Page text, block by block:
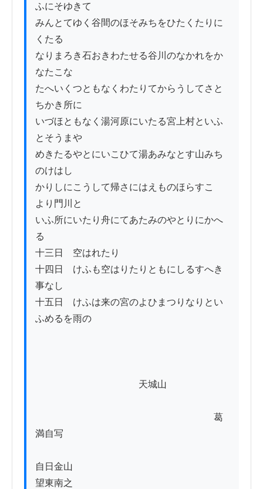
ふにそゆきて
みんとてゆく谷間のほそみちをひたくたりに
くたる
なりまろき石おきわたせる谷川のなかれをか
なたこな
たへいくつともなくわたりてからうしてさと
ちかき所に
いづほともなく湯河原にいたる宮上村といふ
とそうまや
めきたるやとにいこひて湯あみなとす山みち
のけはし
かりしにこうして帰さにはえものほらすこゝ
より門川と
いふ所にいたり舟にてあたみのやとりにかへ
る
十三日　空はれたり
十四日　けふも空はりたりともにしるすへき
事なし
十五日　けふは来の宮のよひまつりなりとい
ふめるを雨の
天城山
葛
満自写
自日金山
望東南之